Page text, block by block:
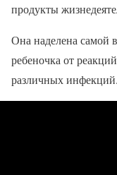
продукты
Она наделена самой
ребеночка от
различных инфекций.